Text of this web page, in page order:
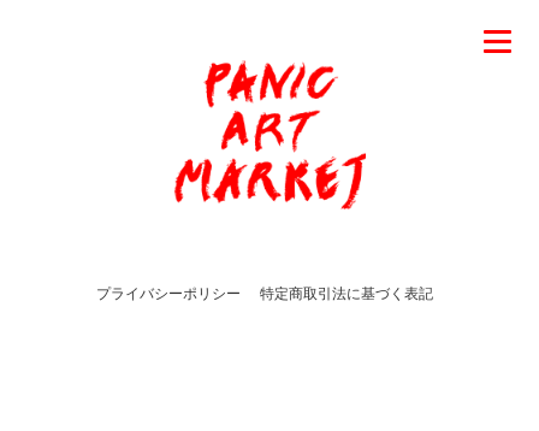
プライバシーポリシー 特定商取引法に基づく表記